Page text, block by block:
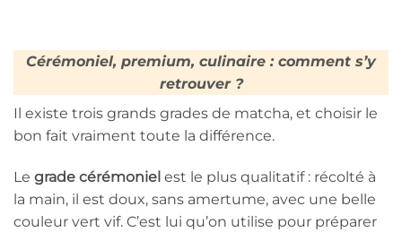
Cérémoniel, premium, culinaire : comment s’y
retrouver ?
Il existe trois grands grades de matcha, et choisir le
bon fait vraiment toute la différence.
Le grade cérémoniel est le plus qualitatif : récolté à
la main, il est doux, sans amertume, avec une belle
couleur vert vif. C’est lui qu’on utilise pour préparer